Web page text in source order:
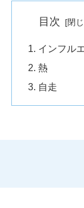
目次
インフル
熱
自走